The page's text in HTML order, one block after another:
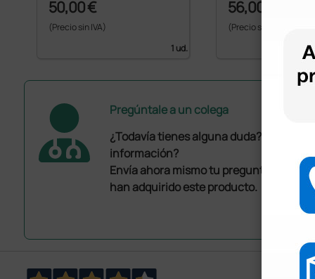
50,00 €
(Precio sin IVA)
1 ud.
56,00 €
(Precio sin IVA)
Pregúntale a un colega
¿Todavía tienes alguna duda?
información?
Envía ahora mismo tu pregunta a los
han adquirido este producto.